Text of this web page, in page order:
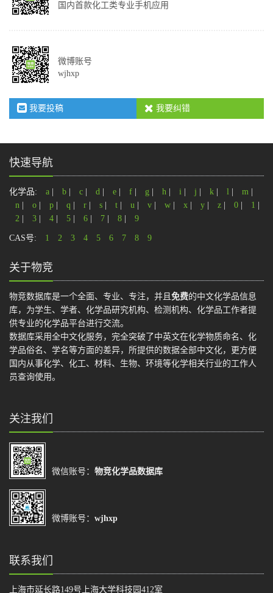
国内首款化工类专业手机应用
微博账号
wjhxp
我要投稿 我要纠错
快速导航
化学品: a b c d e f g h i j k l m
n
o p q r s t u v w x y z 0 1
2
3 4 5 6 7 8 9
CAS号: 1 2 3 4 5 6 7 8 9
关于物竞
物竞数据库是一个全面、专业、专注，并且 免费的中文化学品信息
库，为学生、学者、化学品研究机构、检测机构、化学品工作者提
供专业的化学品平台进行交流。
数据库采用全中文化服务，完全突破了中英文在化学物质命名、化
学品俗名、学名等方面的差异，所提供的数据全部中文化，更方便
国内从事化学、化工、材料、生物、环境等化学相关行业的工作人
员查询使用。
关注我们
微信账号： 物竞化学品数据库
微博账号： wjhxp
联系我们
上海市延长路149号上海大学科技园412室